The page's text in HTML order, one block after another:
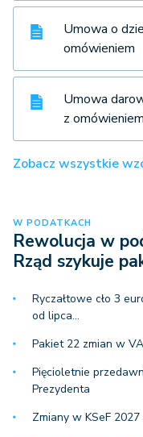
Umowa o
omówieniem
Umowa
z omówieniem
Zobacz wszystkie
W PODATKACH
Rewolucja w
Rząd szykuje
Ryczałtowe cło 3
od lipca…
Pakiet 22 zmian w
Pięcioletnie
Prezydenta
Zmiany w KSeF